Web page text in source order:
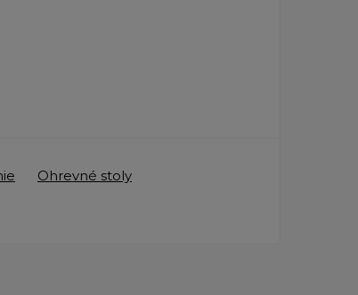
Ohrevné stoly